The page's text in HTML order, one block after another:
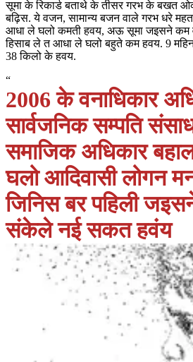
सूमा के रिकार्ड बताथे के तीसर गरभ के बखत
बढ़िस. ये वजन, सामान्य बजन वाले गरभ धरे
आधा ले घलो कमती हवय, अऊ सूमा जइसने कम
हिसाब ले त आधा ले घलो बहुते कम हवय. 9
38 किलो के हवय.
“
2006 के वनाधिकार
सार्वजनिक सम्पति
समाजिक अधिकार
घलो आदिवासी लोगन
जिनिस बर पहिली
संकेले नई सकत हवंय